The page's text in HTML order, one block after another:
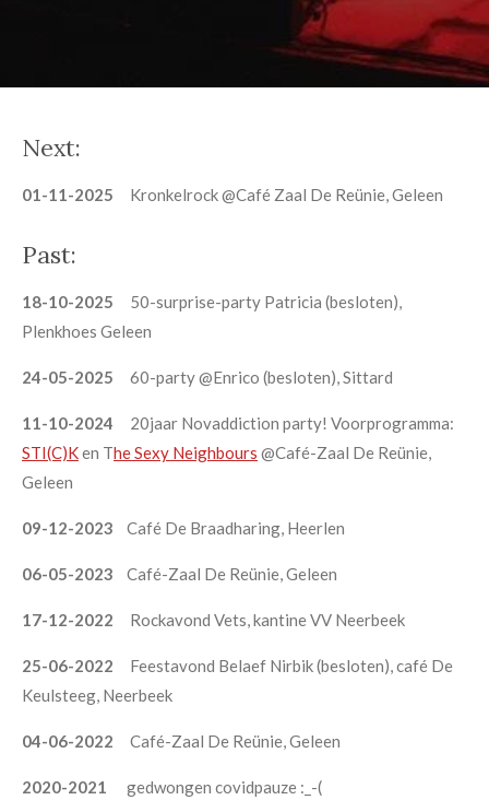
Next:
01-11-2025 Kronkelrock @Café Zaal De Reünie, Geleen
Past:
18-10-2025 50-surprise-party Patricia (besloten),
Plenkhoes Geleen
24-05-2025 60-party @Enrico (besloten), Sittard
11-10-2024
20jaar Novaddiction party! Voorprogramma:
STI(C)Ken The Sexy Neighbours @Café-Zaal De Reünie,
Geleen
09-12-2023 Café De Braadharing, Heerlen
06-05-2023 Café-Zaal De Reünie, Geleen
17-12-2022 Rockavond Vets, kantine VV Neerbeek
25-06-2022 Feestavond Belaef Nirbik (besloten), café De
Keulsteeg, Neerbeek
04-06-2022 Café-Zaal De Reünie, Geleen
2020-2021 gedwongen covidpauze :_-(